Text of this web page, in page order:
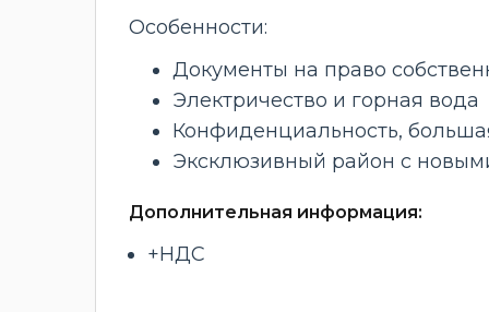
Особенности:
Документы на право
Электричество и горная вода
Конфиденциальность,
Эксклюзивный район с
Дополнительная информация:
+НДС